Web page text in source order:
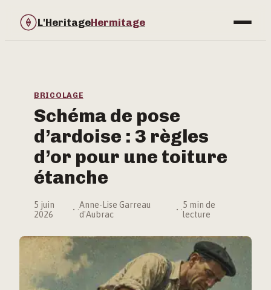
L'HeritageHermitage
Immobilier
Jardinage
Maison & Déco
BRICOLAGE
Schéma de pose
d’ardoise : 3 règles
d’or pour une toiture
étanche
5 juin
2026
·Anne-Lise Garreau
d'Aubrac
·5 min de
lecture